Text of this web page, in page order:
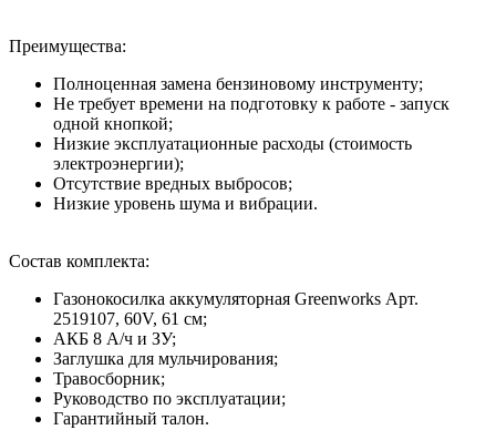
Преимущества:
Полноценная замена бензиновому инструменту;
Не требует времени на подготовку к работе - запуск
одной кнопкой;
Низкие эксплуатационные расходы (стоимость
электроэнергии);
Отсутствие вредных выбросов;
Низкие уровень шума и вибрации.
Состав комплекта:
Газонокосилка аккумуляторная Greenworks Арт.
2519107, 60V, 61 см;
АКБ 8 А/ч и ЗУ;
Заглушка для мульчирования;
Травосборник;
Руководство по эксплуатации;
Гарантийный талон.